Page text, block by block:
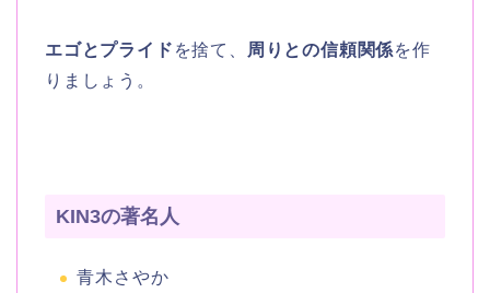
エゴとプライド を捨て、 周りとの信頼関係を作
りましょう。
KIN3の著名人
青木さやか